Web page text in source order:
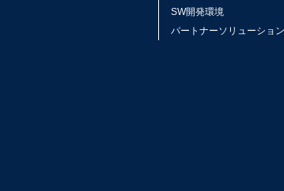
SW開発環境
パートナーソリューション